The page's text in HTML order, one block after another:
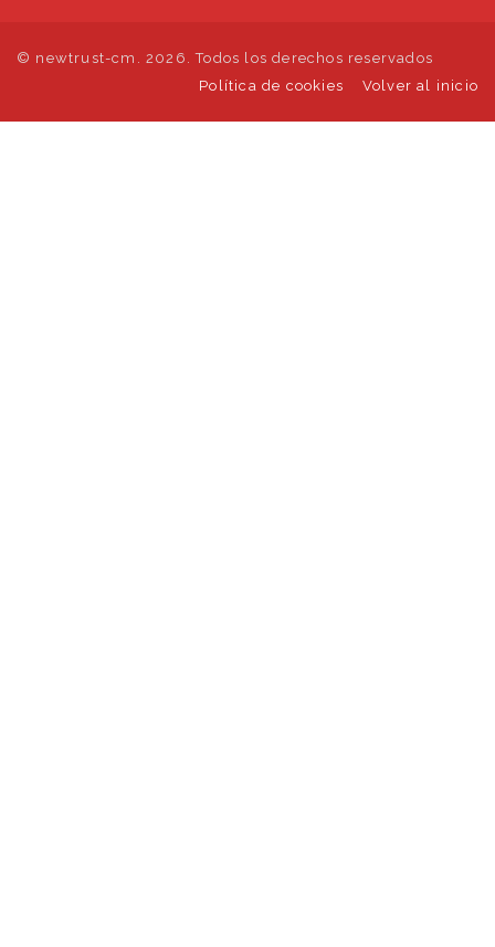
© newtrust-cm. 2026. Todos los derechos reservados
Política de cookies Volver al inicio